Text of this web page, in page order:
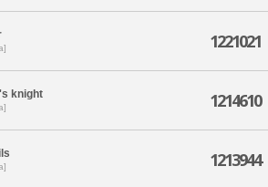
1221021
knight 1214610
1213944